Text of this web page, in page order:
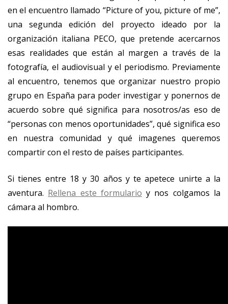
en el encuentro llamado “Picture of you, picture of me”,
una segunda edición del proyecto ideado por la
organización italiana PECO, que pretende acercarnos
esas realidades que están al margen a través de la
fotografía, el audiovisual y el periodismo. Previamente
al encuentro, tenemos que organizar nuestro propio
grupo en España para poder investigar y ponernos de
acuerdo sobre qué significa para nosotros/as eso de
“personas con menos oportunidades”, qué significa eso
en nuestra comunidad y qué imagenes queremos
compartir con el resto de países participantes.
Si tienes entre 18 y 30 años y te apetece unirte a la
aventura. Rellena este formulario y nos colgamos la
cámara al hombro.